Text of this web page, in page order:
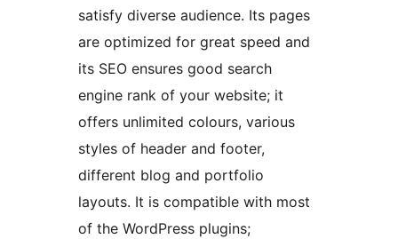
satisfy diverse audience. Its pages
are optimized for great speed and
its SEO ensures good search
engine rank of your website; it
offers unlimited colours, various
styles of header and footer,
different blog and portfolio
layouts. It is compatible with most
of the WordPress plugins;